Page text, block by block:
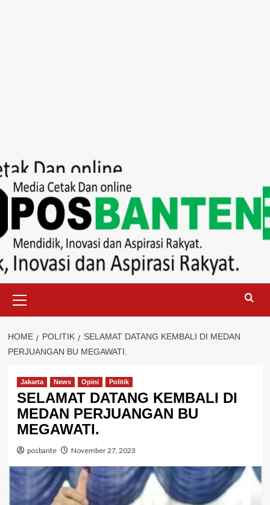
to
content
Menu
HOME POLITIK
SELAMAT DATANG KEMBALI DI MEDAN
PERJUANGAN BU MEGAWATI.
Jakarta News Opini Politik
SELAMAT DATANG KEMBALI DI
MEDAN PERJUANGAN BU
MEGAWATI.
posbante November 27, 2023